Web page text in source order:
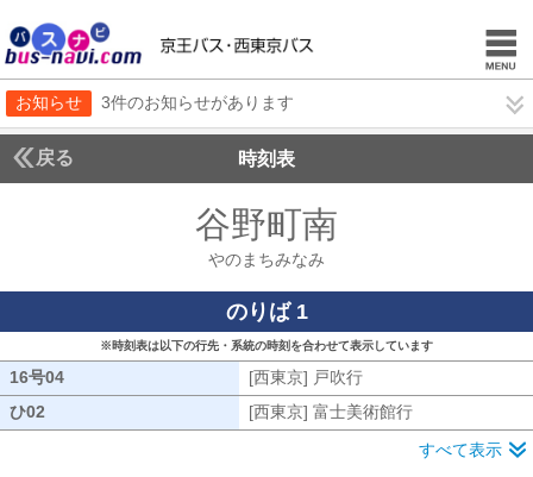
お知らせ 3件のお知らせがあります
戻る 時刻表
谷野町南
やのまちみなみ
のりば 1
※時刻表は以下の行先・系統の時刻を合わせて表示しています
16号04 [西東京] 戸吹行
ひ02
[西東京] 富士美術館行
すべて表示